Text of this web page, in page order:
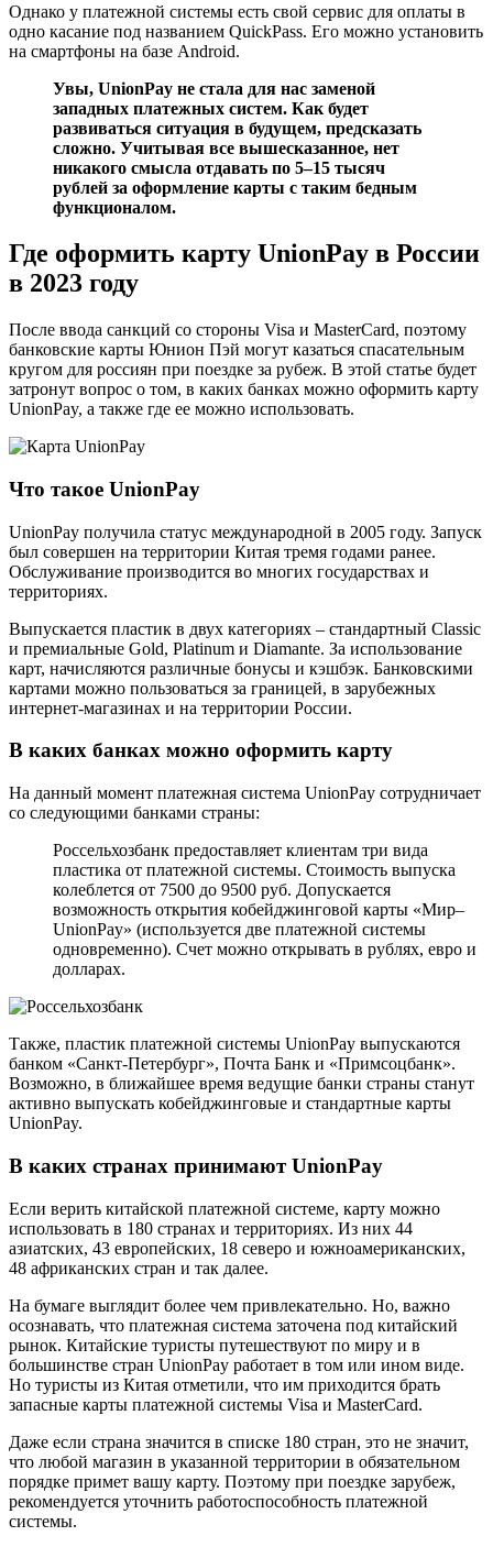
Однако у платежной системы есть свой сервис для оплаты в
одно касание под названием QuickPass. Его можно установить
на смартфоны на базе Android.
Увы, UnionPay не стала для нас заменой
западных платежных систем. Как будет
развиваться ситуация в будущем, предсказать
сложно. Учитывая все вышесказанное, нет
никакого смысла отдавать по 5–15 тысяч
рублей за оформление карты с таким бедным
функционалом.
Где оформить карту UnionPay в России
в 2023 году
После ввода санкций со стороны Visa и MasterCard, поэтому
банковские карты Юнион Пэй могут казаться спасательным
кругом для россиян при поездке за рубеж. В этой статье будет
затронут вопрос о том, в каких банках можно оформить карту
UnionPay, а также где ее можно использовать.
Что такое UnionPay
UnionPay получила статус международной в 2005 году. Запуск
был совершен на территории Китая тремя годами ранее.
Обслуживание производится во многих государствах и
территориях.
Выпускается пластик в двух категориях – стандартный Classic
и премиальные Gold, Platinum и Diamante. За использование
карт, начисляются различные бонусы и кэшбэк. Банковскими
картами можно пользоваться за границей, в зарубежных
интернет-магазинах и на территории России.
В каких банках можно оформить карту
На данный момент платежная система UnionPay сотрудничает
со следующими банками страны:
Россельхозбанк предоставляет клиентам три вида
пластика от платежной системы. Стоимость выпуска
колеблется от 7500 до 9500 руб. Допускается
возможность открытия кобейджинговой карты «Мир–
UnionPay» (используется две платежной системы
одновременно). Счет можно открывать в рублях, евро и
долларах.
Также, пластик платежной системы UnionPay выпускаются
банком «Санкт-Петербург», Почта Банк и «Примсоцбанк».
Возможно, в ближайшее время ведущие банки страны станут
активно выпускать кобейджинговые и стандартные карты
UnionPay.
В каких странах принимают UnionPay
Если верить китайской платежной системе, карту можно
использовать в 180 странах и территориях. Из них 44
азиатских, 43 европейских, 18 северо и южноамериканских,
48 африканских стран и так далее.
На бумаге выглядит более чем привлекательно. Но, важно
осознавать, что платежная система заточена под китайский
рынок. Китайские туристы путешествуют по миру и в
большинстве стран UnionPay работает в том или ином виде.
Но туристы из Китая отметили, что им приходится брать
запасные карты платежной системы Visa и MasterCard.
Даже если страна значится в списке 180 стран, это не значит,
что любой магазин в указанной территории в обязательном
порядке примет вашу карту. Поэтому при поездке зарубеж,
рекомендуется уточнить работоспособность платежной
системы.